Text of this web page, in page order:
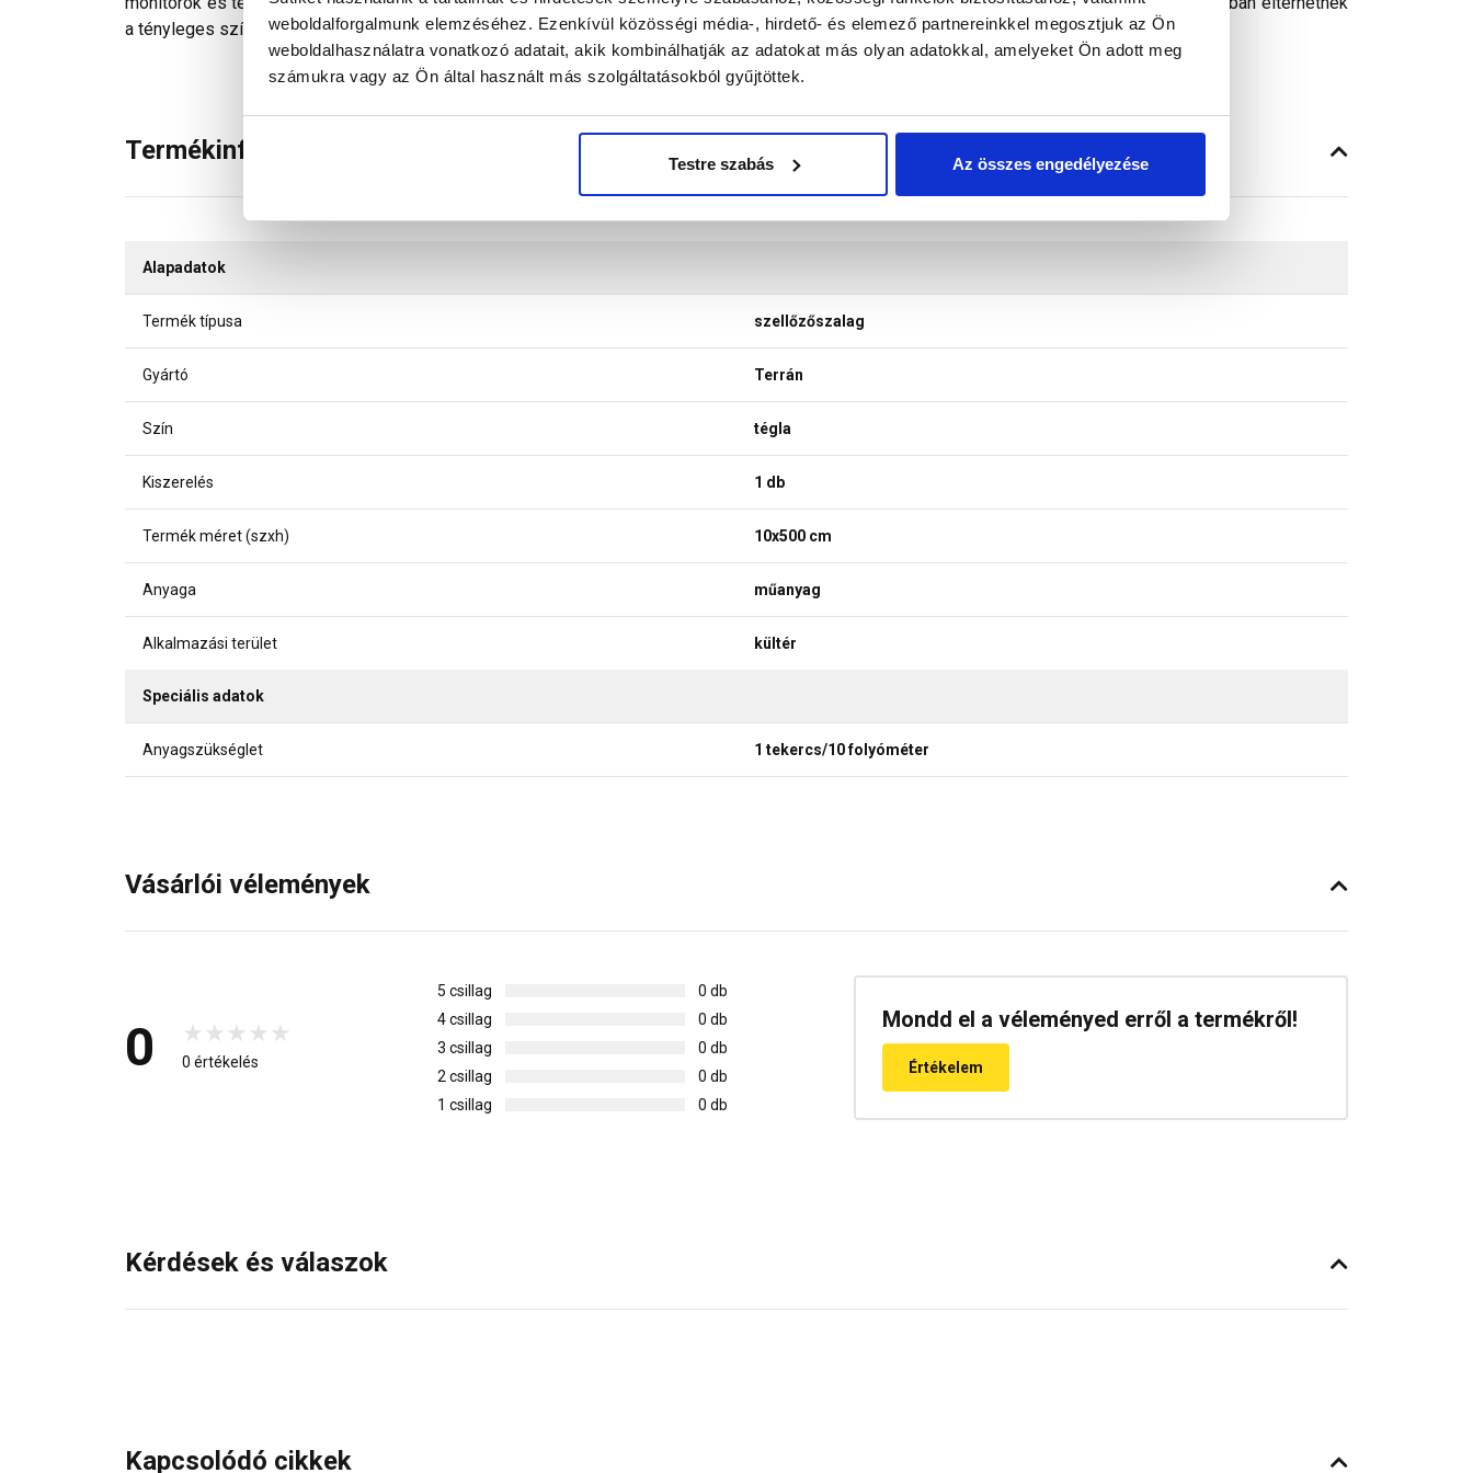
weboldalforgalmunk elemzéséhez. Ezenkívül közösségi média-, hirdető- és elemező partnereinkkel megosztjuk az Ön
weboldalhasználatra vonatkozó adatait, akik kombinálhatják az adatokat más olyan adatokkal, amelyeket Ön adott meg
számukra vagy az Ön által használt más szolgáltatásokból gyűjtöttek.
Testre szabás Az összes engedélyezése
a tényleges színektől.
Termékinformáció
Alapadatok
Termék típusa szellőzőszalag
Gyártó Terrán
Szín tégla
Kiszerelés 1 db
Termék méret (szxh) 10x500 cm
Anyaga műanyag
Alkalmazási terület kültér
Speciális adatok
Anyagszükséglet 1 tekercs/10 folyóméter
Vásárlói vélemények
0 0 értékelés
5 csillag
0 db
4 csillag
0 db
3 csillag
0 db
2 csillag
0 db
1 csillag
0 db
Mondd el a véleményed erről a termékről!
Értékelem
Kérdések és válaszok
Kapcsolódó cikkek